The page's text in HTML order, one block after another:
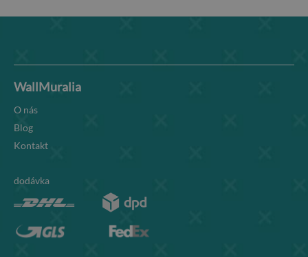
WallMuralia
O nás
Blog
Kontakt
dodávka